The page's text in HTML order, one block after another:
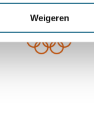
Weigeren